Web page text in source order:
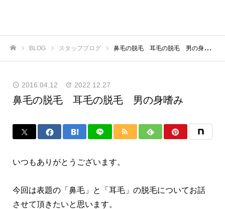
BLOG スタッフブログ 鼻毛の脱毛 耳毛の脱毛 男の身嗜み
2016.04.12 2022.12.27
鼻毛の脱毛 耳毛の脱毛 男の身嗜み
いつもありがとうございます。
今回は表題の「鼻毛」と「耳毛」の脱毛についてお話
させて頂きたいと思います。